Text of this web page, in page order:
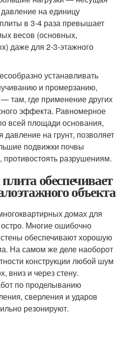
на единицу
в 3-4 раза превышает
весов (основных,
даже для 2-3-этажного
устанавливать
и промерзанию,
там, где применение других
эффекта. Равномерное
всей площади основания,
давление на грунт, позволяет
подвижки почвы
противостоять разрушениям.
обеспечивает
объекта
домах для
остро. Многие ошибочно
обеспечивают хорошую
На самом же деле наоборот
конструкции любой шум
вниз и через стену.
по проделыванию
сверления и ударов
резонируют.